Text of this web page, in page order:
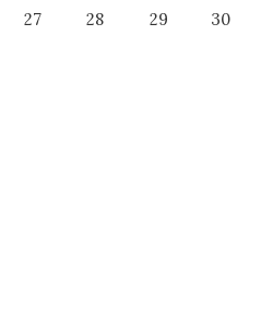
27 28 29
30